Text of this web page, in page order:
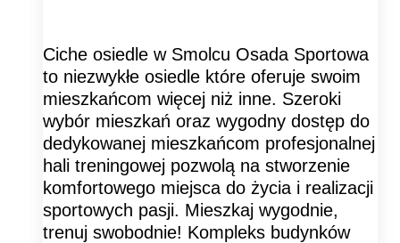
Ciche osiedle w Smolcu Osada Sportowa
to niezwykłe osiedle które oferuje swoim
mieszkańcom więcej niż inne. Szeroki
wybór mieszkań oraz wygodny dostęp do
dedykowanej mieszkańcom profesjonalnej
hali treningowej pozwolą na stworzenie
komfortowego miejsca do życia i realizacji
sportowych pasji. Mieszkaj wygodnie,
trenuj swobodnie! Kompleks budynków